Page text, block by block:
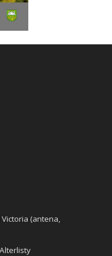
(antena,